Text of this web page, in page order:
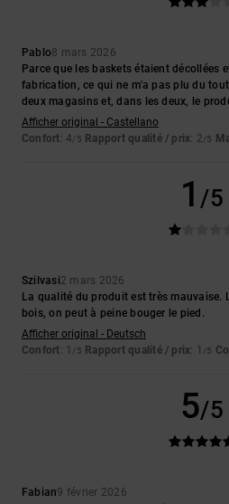
Pablo8 mars 2026
Parce que les baskets étaient décollées
fabrication, ce qui ne m'a pas plu du
deux magasins et, dans les deux, le
Afficher original - Castellano
Confort: 4/5 Rapport qualité / prix: 2/5
1 /5
Szilvasi2 mars 2026
La qualité du produit est très mauvaise.
bois, on peut à peine bouger le pied.
Afficher original - Deutsch
Confort: 1 /5 Rapport qualité / prix: 1 /5
5/5
Fabian9 février 2026